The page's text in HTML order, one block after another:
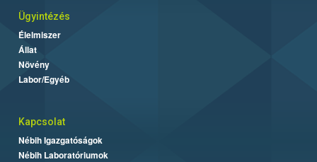
Ügyintézés
Élelmiszer
Állat
Növény
Labor/Egyéb
Kapcsolat
Nébih Igazgatóságok
Nébih Laboratóriumok